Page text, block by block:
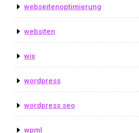
webseitenoptimierung
websiten
wix
wordpress
wordpress seo
wpml